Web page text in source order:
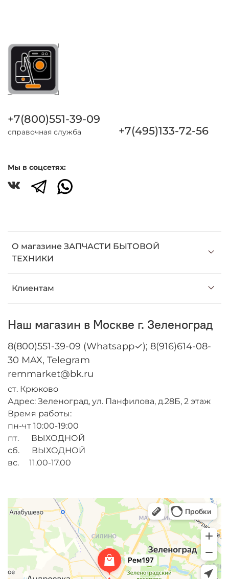
О магазине ЗАПЧАСТИ БЫТОВОЙ
ТЕХНИКИ
Клиентам
+7(800)551-39-09
справочная служба +7(495)133-72-56
Мы в соцсетях:
Наш магазин в Москве г. Зеленоград
8(800)551-39-09 (Whatsapp✓); 8(916)614-08-
30 MAX, Telegram
remmarket@bk.ru
ст. Крюково
Адрес: Зеленоград, ул. Панфилова, д.28Б, 2 этаж
Время работы:
пн-чт 10:00-19:00
пт. ВЫХОДНОЙ
сб. ВЫХОДНОЙ
вс. 11.00-17.00